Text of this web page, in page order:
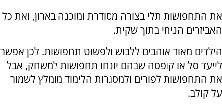
את התחפושות תלי בצורה מסודרת ומוכנה בארון, ואת כל
האביזרים הניחי בתוך שקית.
הילדים מאוד אוהבים ללבוש ולפשוט תחפושות. לכן אפשר
לייעד סל או קופסה שבהם יונחו תחפושות למשחק, אבל
את התחפושות לפורים ולמסגרות הלימוד מומלץ לשמור
על קולב.